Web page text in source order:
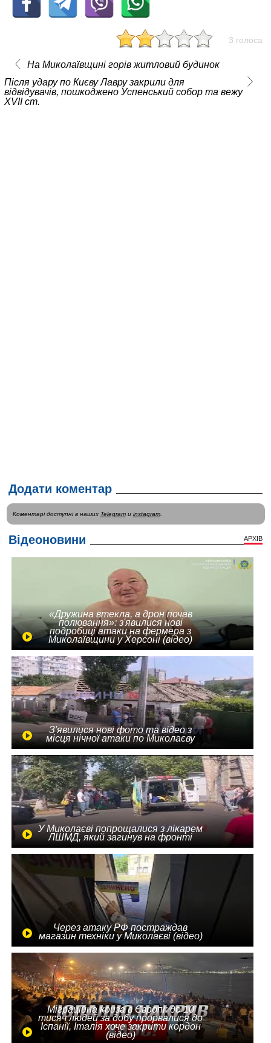
3 голоса
На Миколаївщині горів житловий будинок
Після удару по Києву Лавру закрили для
відвідувачів, пошкоджено Успенський собор та вежу
XVII ст.
Додати коментар
Коментарі доступні в наших Telegramи instagram.
Відеоновини АРХІВ
«Дружина втекла, а дрон почав
полювання»: з'явилися нові
подробиці атаки на фермера з
Миколаївщини у Херсоні (відео)
З'явилися нові фото та відео з
місця нічної атаки по Миколаєву
У Миколаєві попрощалися з лікарем
ЛШМД, який загинув на фронті
Через атаку РФ постраждав
магазин техніки у Миколаєві (відео)
Міграційна криза в Європі: до 10
тисяч людей за добу прорвалися до
Іспанії, Італія хоче закрити кордон
(відео)